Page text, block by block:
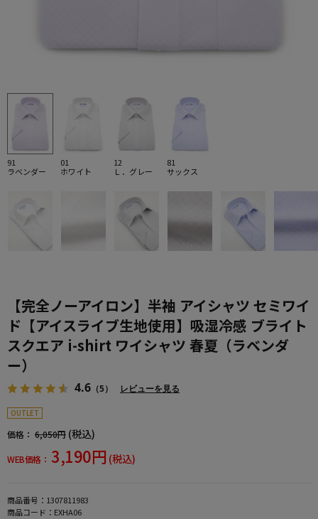
91
ラベンダー
01
ホワイト
12
Ｌ．グレー
81
サックス
【完全ノーアイロン】半袖 アイシャツ セミワイ
ド【アイスライブ生地使用】吸湿冷感 ブライト
スクエア i-shirt ワイシャツ 春夏（ラベンダ
ー）
4.6 （5） レビューを見る
OUTLET
価格： 6,050円 (税込)
WEB価格： 3,190円 (税込)
商品番号： 1307811983
商品コード： EXHA06